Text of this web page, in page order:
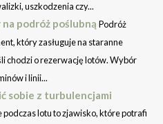
uszkodzenia czy...
podróż poślubną Podróż
który zasługuje na staranne
chodzi o rezerwację lotów. Wybór
i linii...
sobie z turbulencjami
podczas lotu to zjawisko, które potrafi